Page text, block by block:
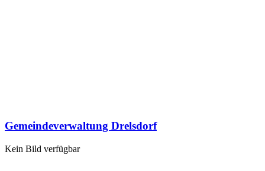
Gemeindeverwaltung Drelsdorf
Kein Bild verfügbar